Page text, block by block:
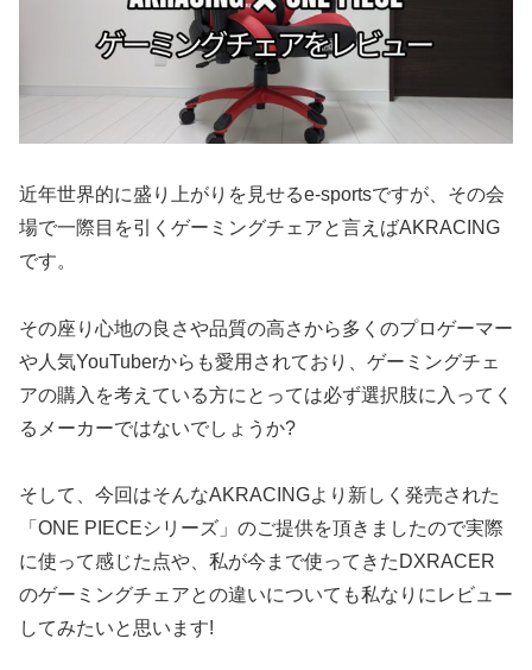
近年世界的に盛り上がりを見せるe-sportsですが、その会
場で一際目を引くゲーミングチェアと言えばAKRACING
です。
その座り心地の良さや品質の高さから多くのプロゲーマー
や人気YouTuberからも愛用されており、ゲーミングチェ
アの購入を考えている方にとっては必ず選択肢に入ってく
るメーカーではないでしょうか?
そして、今回はそんなAKRACINGより新しく発売された
「ONE PIECEシリーズ」のご提供を頂きましたので実際
に使って感じた点や、私が今まで使ってきたDXRACER
のゲーミングチェアとの違いについても私なりにレビュー
してみたいと思います!